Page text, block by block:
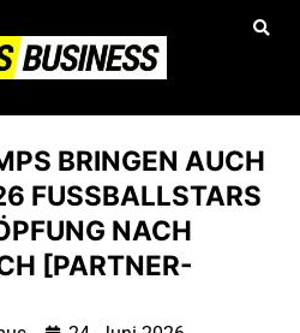
BRINGEN AUCH
FUSSBALLSTARS U
NACH O
[PARTNER-N